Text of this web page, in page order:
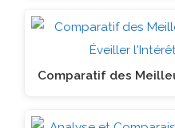
Comparatif des